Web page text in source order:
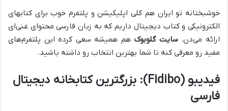
خوشبختانه تو ایران هم کلی اپلیکیشن و پلتفرم خوب برای کتابهای
الکترونیکی و کتاب دیجیتال داریم که به زبان فارسی محتوای غنی‌ای
ارائه می‌دن.سایت گلوبوک هم همیشه سعی کرده این پلتفرم‌های
مفید رو معرفی کنه تا شما بهترین انتخاب رو داشته باشید.
فیدیبو (Fidibo): بزرگترین کتابخانه دیجیتال
فارسی